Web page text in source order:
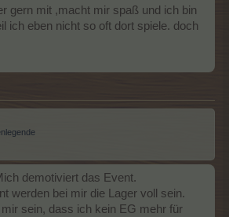
gern mit ,macht mir spaß und ich bin
ich eben nicht so oft dort spiele. doch
demotiviert das Event.
werden bei mir die Lager voll sein.
sein, dass ich kein EG mehr für